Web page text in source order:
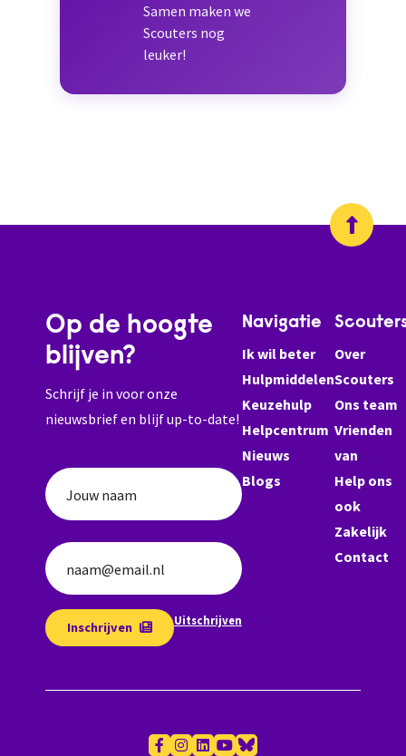
Samen maken we
Scouters nog
leuker!
Op de hoogte
blijven?
Schrijf je in voor onze
nieuwsbrief en blijf up-to-date!
Jouw naam
naam@email.nl
Inschrijven Uitschrijven
Navigatie
Ik wil beter
Hulpmiddelen
Keuzehulp
Helpcentrum
Nieuws
Blogs
Over
Scouters
Ons team
Vrienden
van
Help ons
ook
Zakelijk
Contact